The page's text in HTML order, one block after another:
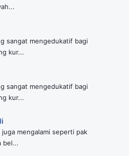
sangat mengedukatif bagi
kur...
sangat mengedukatif bagi
kur...
juga mengalami seperti pak
bel...